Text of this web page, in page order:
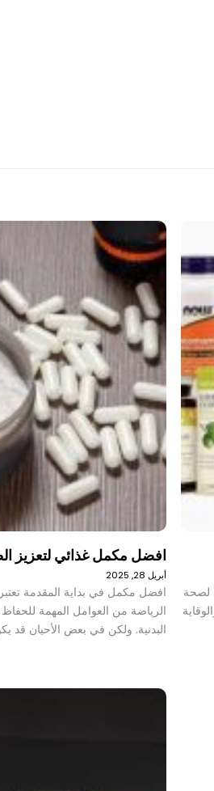
لصحة
افضل مكمل غذائي لتعزيز
أبريل 28, 2025
افضل مكمل في بداية المقدمة
الرياضة من العوامل المهمة
البدنية. ولكن في بعض الأحيان قد